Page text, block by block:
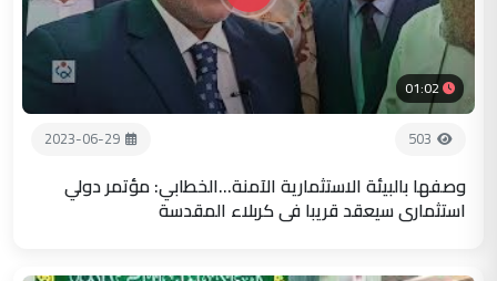
01:02
503
2023-06-29
وصفها بالبيئة الاستثمارية الآمنة...الخطابي: مؤتمر دولي
استثماري سيعقد قريبا في كربلاء المقدسة